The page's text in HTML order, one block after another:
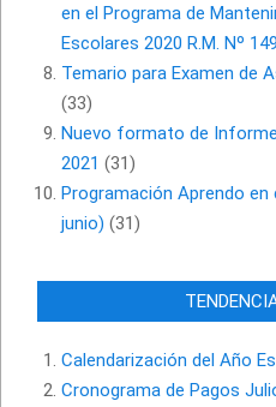
en el Programa de
Escolares 2020 R.M. Nº
Temario para Examen de
(33)
Nuevo formato de
2021 (31)
Programación Aprendo en
junio) (31)
Calendarización del Año
Cronograma de Pagos